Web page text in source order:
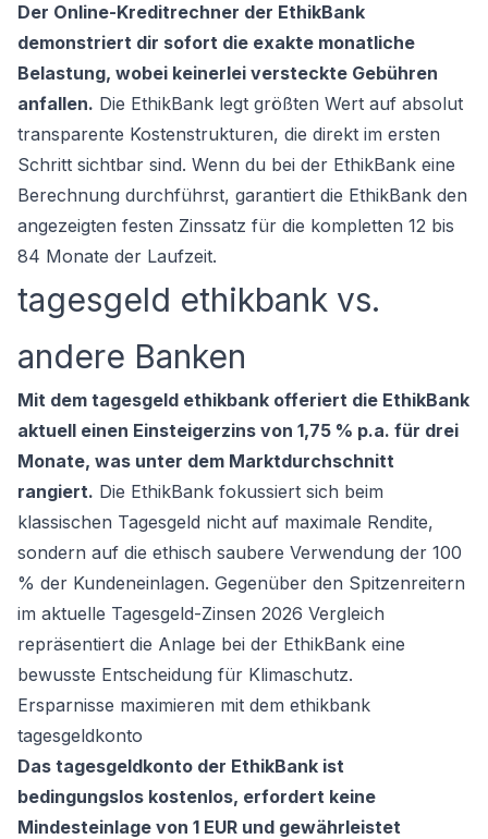
Der Online-Kreditrechner der EthikBank
demonstriert dir sofort die exakte monatliche
Belastung, wobei keinerlei versteckte Gebühren
anfallen. Die EthikBank legt größten Wert auf absolut
transparente Kostenstrukturen, die direkt im ersten
Schritt sichtbar sind. Wenn du bei der EthikBank eine
Berechnung durchführst, garantiert die EthikBank den
angezeigten festen Zinssatz für die kompletten 12 bis
84 Monate der Laufzeit.
tagesgeld ethikbank vs.
andere Banken
Mit dem tagesgeld ethikbank offeriert die EthikBank
aktuell einen Einsteigerzins von 1,75 % p.a. für drei
Monate, was unter dem Marktdurchschnitt
rangiert. Die EthikBank fokussiert sich beim
klassischen Tagesgeld nicht auf maximale Rendite,
sondern auf die ethisch saubere Verwendung der 100
% der Kundeneinlagen. Gegenüber den Spitzenreitern
im aktuelle Tagesgeld-Zinsen 2026 Vergleich
repräsentiert die Anlage bei der EthikBank eine
bewusste Entscheidung für Klimaschutz.
Ersparnisse maximieren mit dem ethikbank
tagesgeldkonto
Das tagesgeldkonto der EthikBank ist
bedingungslos kostenlos, erfordert keine
Mindesteinlage von 1 EUR und gewährleistet